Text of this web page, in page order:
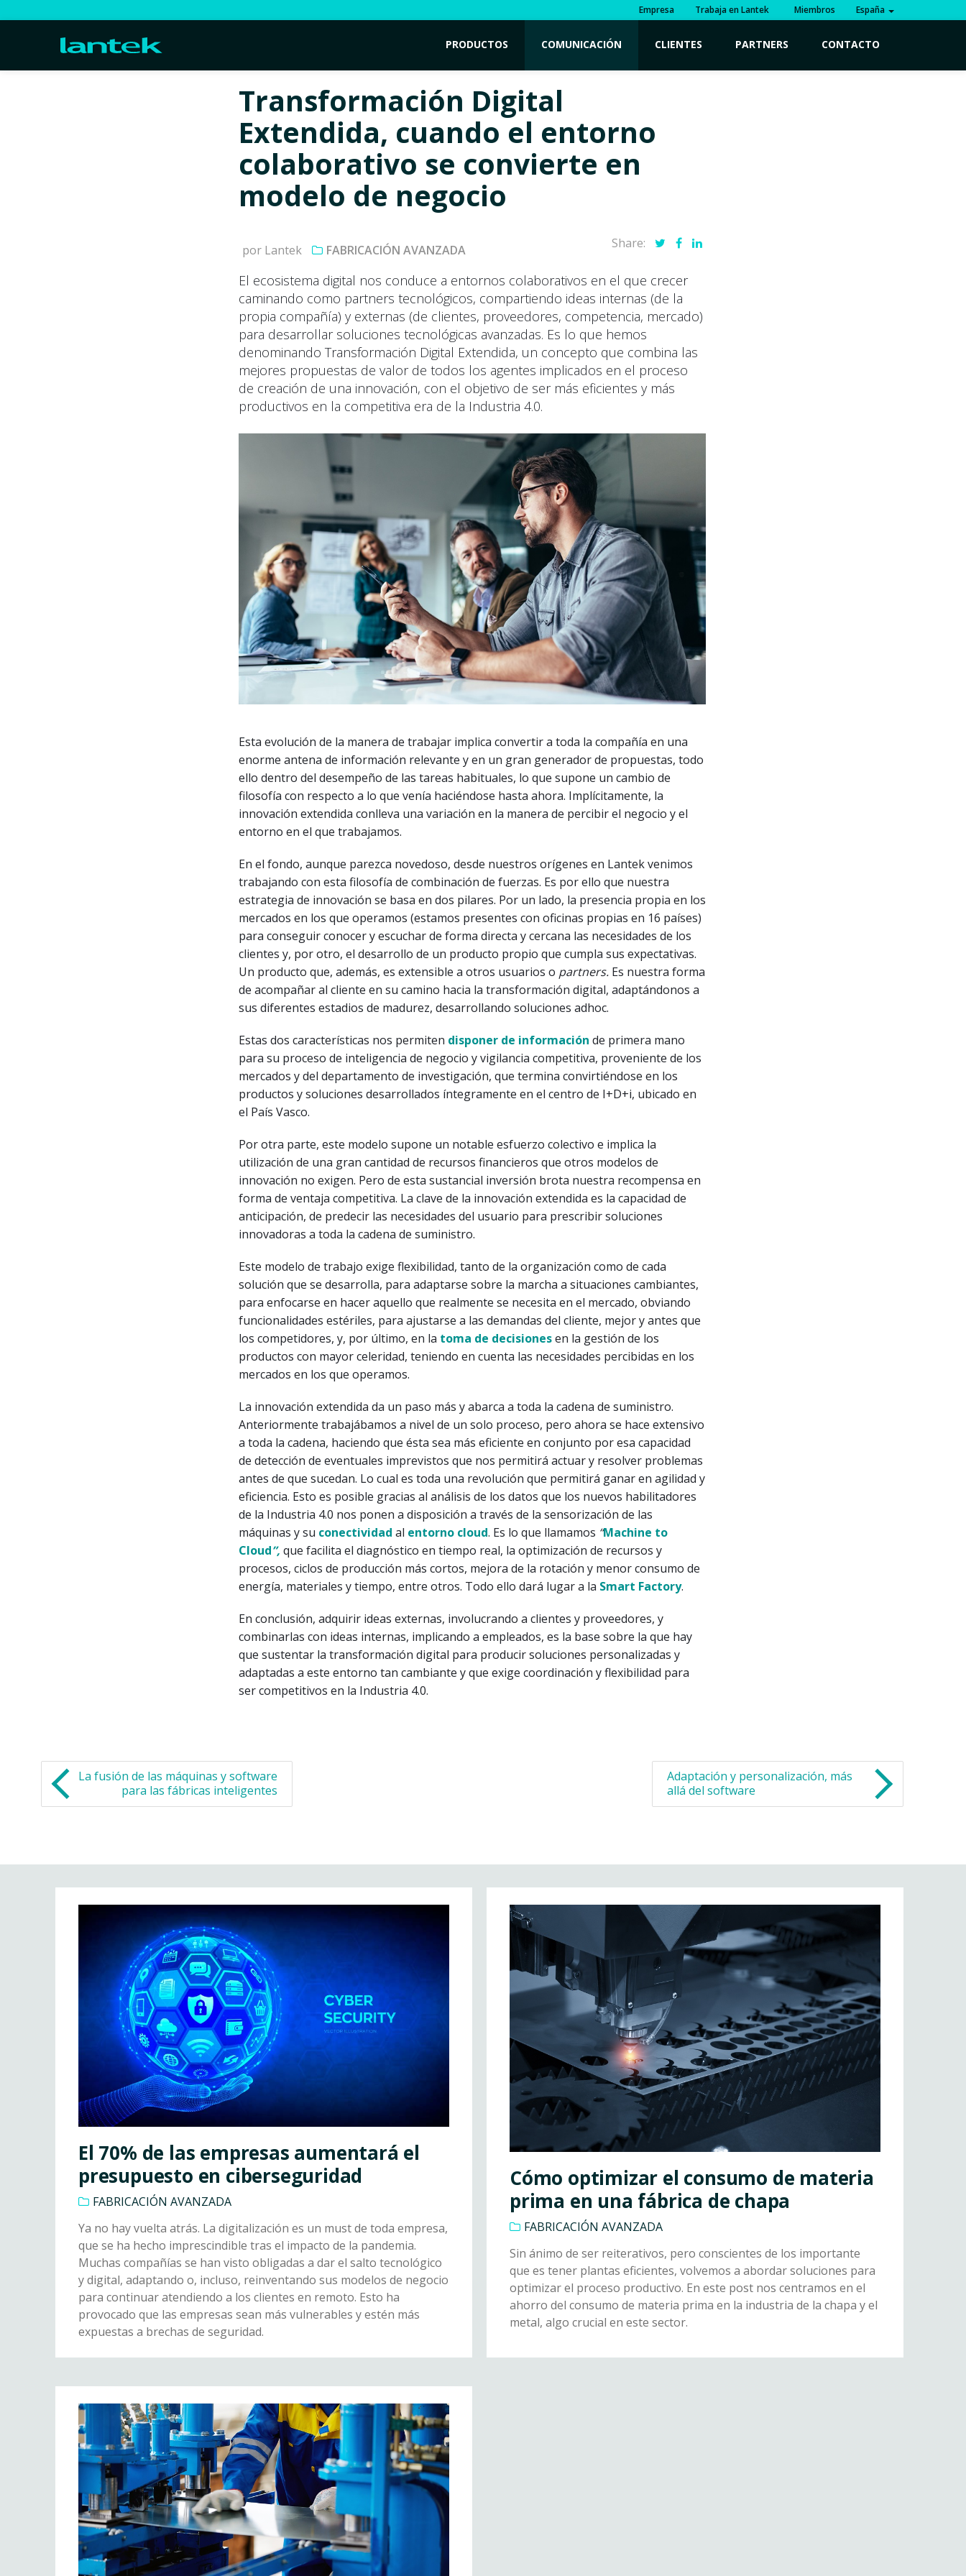
Empresa Trabaja en Lantek Miembros España
PRODUCTOS COMUNICACIÓN CLIENTES PARTNERS CONTACTO
Transformación Digital
Extendida, cuando el entorno
colaborativo se convierte en
modelo de negocio
por Lantek FABRICACIÓN AVANZADA Share:
El ecosistema digital nos conduce a entornos colaborativos en el que crecer
caminando como partners tecnológicos, compartiendo ideas internas (de la
propia compañía) y externas (de clientes, proveedores, competencia, mercado)
para desarrollar soluciones tecnológicas avanzadas. Es lo que hemos
denominando Transformación Digital Extendida, un concepto que combina las
mejores propuestas de valor de todos los agentes implicados en el proceso
de creación de una innovación, con el objetivo de ser más eficientes y más
productivos en la competitiva era de la Industria 4.0.
Esta evolución de la manera de trabajar implica convertir a toda la compañía en una
enorme antena de información relevante y en un gran generador de propuestas, todo
ello dentro del desempeño de las tareas habituales, lo que supone un cambio de
filosofía con respecto a lo que venía haciéndose hasta ahora. Implícitamente, la
innovación extendida conlleva una variación en la manera de percibir el negocio y el
entorno en el que trabajamos.
En el fondo, aunque parezca novedoso, desde nuestros orígenes en Lantek venimos
trabajando con esta filosofía de combinación de fuerzas. Es por ello que nuestra
estrategia de innovación se basa en dos pilares. Por un lado, la presencia propia en los
mercados en los que operamos (estamos presentes con oficinas propias en 16 países)
para conseguir conocer y escuchar de forma directa y cercana las necesidades de los
clientes y, por otro, el desarrollo de un producto propio que cumpla sus expectativas.
Un producto que, además, es extensible a otros usuarios o partners. Es nuestra forma
de acompañar al cliente en su camino hacia la transformación digital, adaptándonos a
sus diferentes estadios de madurez, desarrollando soluciones adhoc.
Estas dos características nos permiten disponer de información de primera mano
para su proceso de inteligencia de negocio y vigilancia competitiva, proveniente de los
mercados y del departamento de investigación, que termina convirtiéndose en los
productos y soluciones desarrollados íntegramente en el centro de I+D+i, ubicado en
el País Vasco.
Por otra parte, este modelo supone un notable esfuerzo colectivo e implica la
utilización de una gran cantidad de recursos financieros que otros modelos de
innovación no exigen. Pero de esta sustancial inversión brota nuestra recompensa en
forma de ventaja competitiva. La clave de la innovación extendida es la capacidad de
anticipación, de predecir las necesidades del usuario para prescribir soluciones
innovadoras a toda la cadena de suministro.
Este modelo de trabajo exige flexibilidad, tanto de la organización como de cada
solución que se desarrolla, para adaptarse sobre la marcha a situaciones cambiantes,
para enfocarse en hacer aquello que realmente se necesita en el mercado, obviando
funcionalidades estériles, para ajustarse a las demandas del cliente, mejor y antes que
los competidores, y, por último, en la toma de decisionesen la gestión de los
productos con mayor celeridad, teniendo en cuenta las necesidades percibidas en los
mercados en los que operamos.
La innovación extendida da un paso más y abarca a toda la cadena de suministro.
Anteriormente trabajábamos a nivel de un solo proceso, pero ahora se hace extensivo
a toda la cadena, haciendo que ésta sea más eficiente en conjunto por esa capacidad
de detección de eventuales imprevistos que nos permitirá actuar y resolver problemas
antes de que sucedan. Lo cual es toda una revolución que permitirá ganar en agilidad y
eficiencia. Esto es posible gracias al análisis de los datos que los nuevos habilitadores
de la Industria 4.0 nos ponen a disposición a través de la sensorización de las
máquinas y su conectividad al entorno cloud. Es lo que llamamos “Machine to
Cloud”, que facilita el diagnóstico en tiempo real, la optimización de recursos y
procesos, ciclos de producción más cortos, mejora de la rotación y menor consumo de
energía, materiales y tiempo, entre otros. Todo ello dará lugar a la Smart Factory.
En conclusión, adquirir ideas externas, involucrando a clientes y proveedores, y
combinarlas con ideas internas, implicando a empleados, es la base sobre la que hay
que sustentar la transformación digital para producir soluciones personalizadas y
adaptadas a este entorno tan cambiante y que exige coordinación y flexibilidad para
ser competitivos en la Industria 4.0.
La fusión de las máquinas y software
para las fábricas inteligentes
Adaptación y personalización, más
allá del software
El 70% de las empresas aumentará el
presupuesto en ciberseguridad
FABRICACIÓN AVANZADA
Ya no hay vuelta atrás. La digitalización es un must de toda empresa,
que se ha hecho imprescindible tras el impacto de la pandemia.
Muchas compañías se han visto obligadas a dar el salto tecnológico
y digital, adaptando o, incluso, reinventando sus modelos de negocio
para continuar atendiendo a los clientes en remoto. Esto ha
provocado que las empresas sean más vulnerables y estén más
expuestas a brechas de seguridad.
Cómo optimizar el consumo de materia
prima en una fábrica de chapa
FABRICACIÓN AVANZADA
Sin ánimo de ser reiterativos, pero conscientes de los importante
que es tener plantas eficientes, volvemos a abordar soluciones para
optimizar el proceso productivo. En este post nos centramos en el
ahorro del consumo de materia prima en la industria de la chapa y el
metal, algo crucial en este sector.